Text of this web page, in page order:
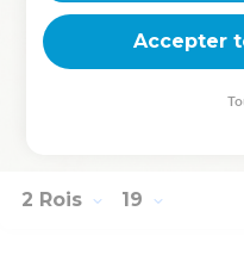
pas. »
Le chef du palais royal,
secrétaire, et l'archiviste
2 Rois 19
Accepter